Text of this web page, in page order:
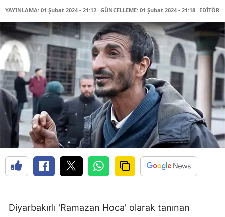
YAYINLAMA: 01 Şubat 2024 - 21:12 GÜNCELLEME: 01 Şubat 2024 - 21:18 EDİTÖR:
Diyarbakırlı 'Ramazan Hoca' olarak tanınan